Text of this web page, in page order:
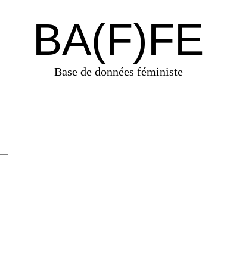
BA(F)FE
Base de données féministe